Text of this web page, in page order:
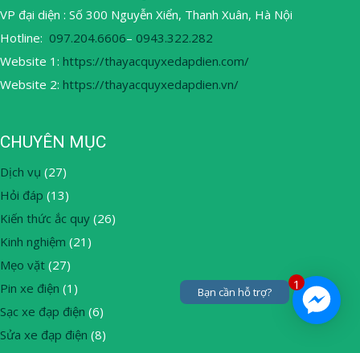
VP đại diện : Số 300 Nguyễn Xiển, Thanh Xuân, Hà Nội
Hotline: 097.204.6606– 0943.322.282
Website 1: https://thayacquyxedapdien.com/
Website 2: https://thayacquyxedapdien.vn/
CHUYÊN MỤC
Dịch vụ (27)
Hỏi đáp (13)
Kiến thức ắc quy (26)
Kinh nghiệm (21)
Mẹo vặt (27)
Pin xe điện (1)
Sạc xe đạp điện (6)
Sửa xe đạp điện (8)
1
Bạn cần hỗ trợ?